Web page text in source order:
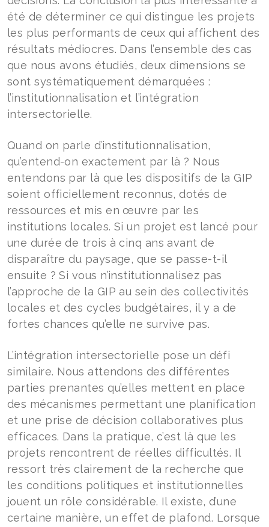
été de déterminer ce qui distingue les projets
les plus performants de ceux qui affichent des
résultats médiocres. Dans l’ensemble des cas
que nous avons étudiés, deux dimensions se
sont systématiquement démarquées :
l’institutionnalisation et l’intégration
intersectorielle.
Quand on parle d’institutionnalisation,
qu’entend-on exactement par là ? Nous
entendons par là que les dispositifs de la GIP
soient officiellement reconnus, dotés de
ressources et mis en œuvre par les
institutions locales. Si un projet est lancé pour
une durée de trois à cinq ans avant de
disparaître du paysage, que se passe-t-il
ensuite ? Si vous n’institutionnalisez pas
l’approche de la GIP au sein des collectivités
locales et des cycles budgétaires, il y a de
fortes chances qu’elle ne survive pas.
L’intégration intersectorielle pose un défi
similaire. Nous attendons des différentes
parties prenantes qu’elles mettent en place
des mécanismes permettant une planification
et une prise de décision collaboratives plus
efficaces. Dans la pratique, c’est là que les
projets rencontrent de réelles difficultés. Il
ressort très clairement de la recherche que
les conditions politiques et institutionnelles
jouent un rôle considérable. Il existe, d’une
certaine manière, un effet de plafond. Lorsque